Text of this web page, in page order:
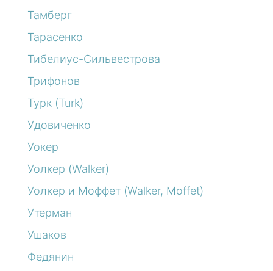
Тамберг
Тарасенко
Тибелиус-Сильвестрова
Трифонов
Турк (Turk)
Удовиченко
Уокер
Уолкер (Walker)
Уолкер и Моффет (Walker, Moffet)
Утерман
Ушаков
Федянин